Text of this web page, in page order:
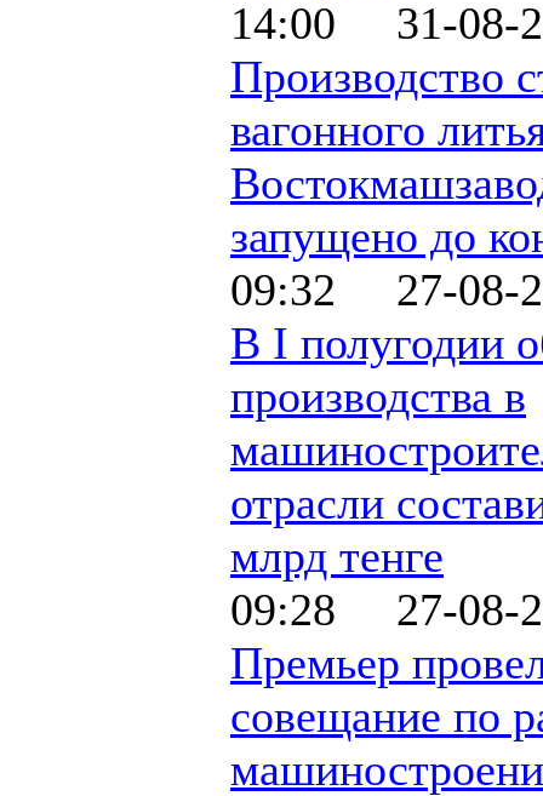
14:00 31-08-
Производство
вагонного
запущено до
09:32 27-08-
В I полугодии
производства в
отрасли
млрд тенге
09:28 27-08-
Премьер
совещание по